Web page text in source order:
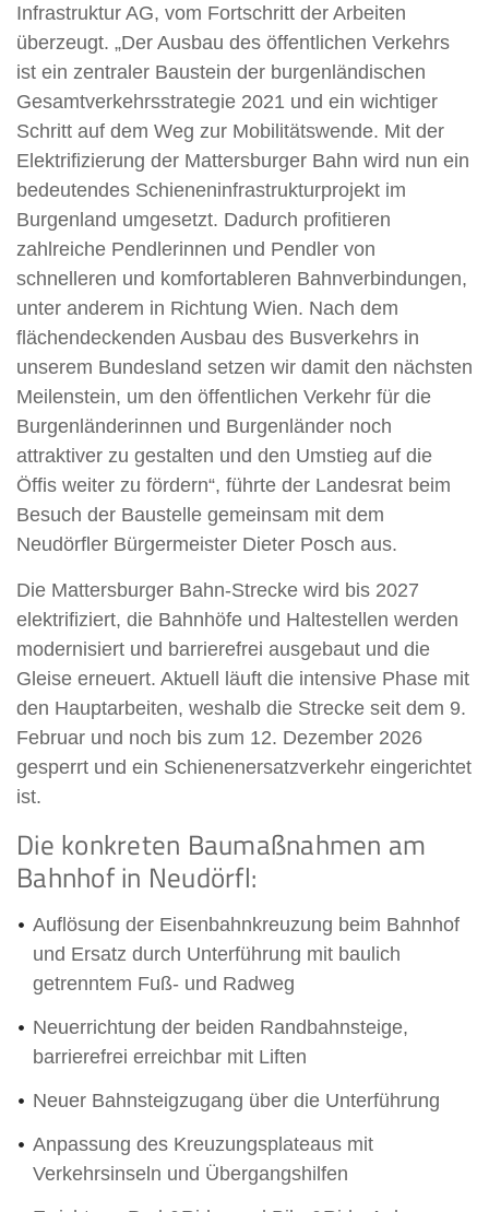
Infrastruktur AG, vom Fortschritt der Arbeiten
überzeugt. „Der Ausbau des öffentlichen Verkehrs
ist ein zentraler Baustein der burgenländischen
Gesamtverkehrsstrategie 2021 und ein wichtiger
Schritt auf dem Weg zur Mobilitätswende. Mit der
Elektrifizierung der Mattersburger Bahn wird nun ein
bedeutendes Schieneninfrastrukturprojekt im
Burgenland umgesetzt. Dadurch profitieren
zahlreiche Pendlerinnen und Pendler von
schnelleren und komfortableren Bahnverbindungen,
unter anderem in Richtung Wien. Nach dem
flächendeckenden Ausbau des Busverkehrs in
unserem Bundesland setzen wir damit den nächsten
Meilenstein, um den öffentlichen Verkehr für die
Burgenländerinnen und Burgenländer noch
attraktiver zu gestalten und den Umstieg auf die
Öffis weiter zu fördern“, führte der Landesrat beim
Besuch der Baustelle gemeinsam mit dem
Neudörfler Bürgermeister Dieter Posch aus.
Die Mattersburger Bahn-Strecke wird bis 2027
elektrifiziert, die Bahnhöfe und Haltestellen werden
modernisiert und barrierefrei ausgebaut und die
Gleise erneuert. Aktuell läuft die intensive Phase mit
den Hauptarbeiten, weshalb die Strecke seit dem 9.
Februar und noch bis zum 12. Dezember 2026
gesperrt und ein Schienenersatzverkehr eingerichtet
ist.
Die konkreten Baumaßnahmen am
Bahnhof in Neudörfl:
Auflösung der Eisenbahnkreuzung beim Bahnhof
und Ersatz durch Unterführung mit baulich
getrenntem Fuß- und Radweg
Neuerrichtung der beiden Randbahnsteige,
barrierefrei erreichbar mit Liften
Neuer Bahnsteigzugang über die Unterführung
Anpassung des Kreuzungsplateaus mit
Verkehrsinseln und Übergangshilfen